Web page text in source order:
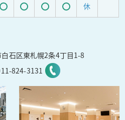
付
付
付
付
付
受
能
受
能
受
能
受
能
休
石区東札幌2条4丁目1-8
824-3131